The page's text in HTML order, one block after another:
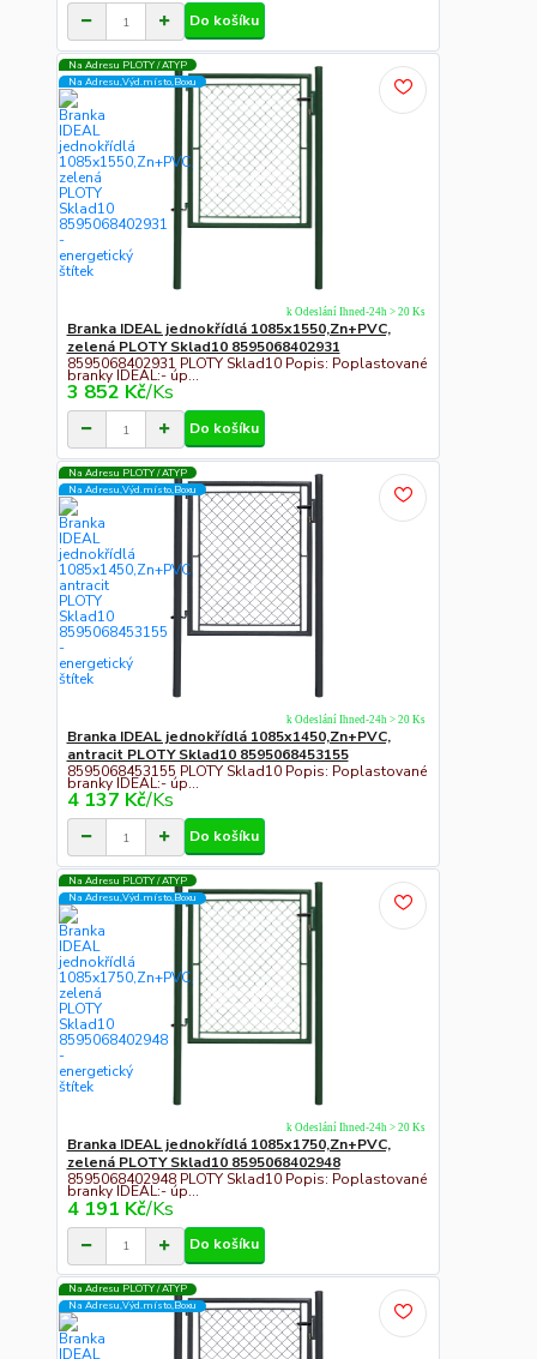
Do košíku
Na Adresu PLOTY / ATYP
Na Adresu,Výd.místo,Boxu
Branka IDEAL jednokřídlá 1085x1550,Zn+PVC,
zelená PLOTY Sklad10 8595068402931
8595068402931 PLOTY Sklad10 Popis: Poplastované
branky IDEAL:- úp...
3 852 Kč/Ks
k Odeslání Ihned-24h > 20 Ks
Do košíku
Na Adresu PLOTY / ATYP
Na Adresu,Výd.místo,Boxu
Branka IDEAL jednokřídlá 1085x1450,Zn+PVC,
antracit PLOTY Sklad10 8595068453155
8595068453155 PLOTY Sklad10 Popis: Poplastované
branky IDEAL:- úp...
4 137 Kč/Ks
k Odeslání Ihned-24h > 20 Ks
Do košíku
Na Adresu PLOTY / ATYP
Na Adresu,Výd.místo,Boxu
Branka IDEAL jednokřídlá 1085x1750,Zn+PVC,
zelená PLOTY Sklad10 8595068402948
8595068402948 PLOTY Sklad10 Popis: Poplastované
branky IDEAL:- úp...
4 191 Kč/Ks
k Odeslání Ihned-24h > 20 Ks
Do košíku
Na Adresu PLOTY / ATYP
Na Adresu,Výd.místo,Boxu